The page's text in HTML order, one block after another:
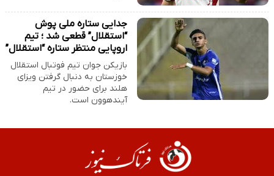
جدایی ستاره ملی پوش
“استقلال” قطعی شد ؛ تیم
اروپایی منتظر ستاره “استقلال”
بازیکن جوان تیم فوتبال استقلال
خوزستان به دنبال گرفتن ویزای
هلند برای حضور در تیم
آیندهوون است.